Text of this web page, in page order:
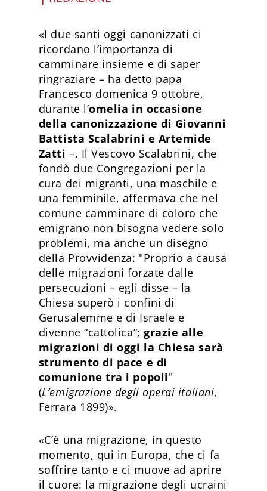
«I due santi oggi canonizzati ci
ricordano l’importanza di
camminare insieme e di saper
ringraziare – ha detto papa
Francesco domenica 9 ottobre,
durante l’omelia in occasione
della canonizzazione di Giovanni
Battista Scalabrini e Artemide
Zatti–. Il Vescovo Scalabrini, che
fondò due Congregazioni per la
cura dei migranti, una maschile e
una femminile, affermava che nel
comune camminare di coloro che
emigrano non bisogna vedere solo
problemi, ma anche un disegno
della Provvidenza: "Proprio a causa
delle migrazioni forzate dalle
persecuzioni – egli disse – la
Chiesa superò i confini di
Gerusalemme e di Israele e
divenne “cattolica”;grazie alle
migrazioni di oggi la Chiesa sarà
strumento di pace e di
comunione tra i popoli"
(L’emigrazione degli operai italiani,
Ferrara 1899)».
«C’è una migrazione, in questo
momento, qui in Europa, che ci fa
soffrire tanto e ci muove ad aprire
il cuore: la migrazione degli ucraini